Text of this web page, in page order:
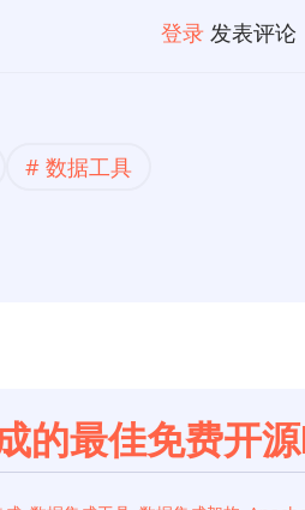
登录 发表评论
数据工具
的最佳免费开